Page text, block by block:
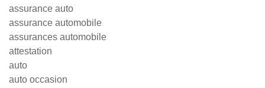
assurance auto
assurance automobile
assurances automobile
attestation
auto
auto occasion